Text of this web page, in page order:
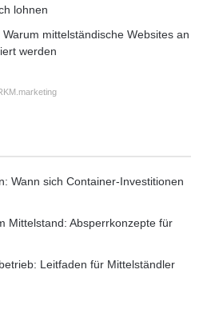
lohnen
mittelständische Websites an
werden
Wann sich Container-Investitionen
Mittelstand: Absperrkonzepte für
Leitfaden für Mittelständler